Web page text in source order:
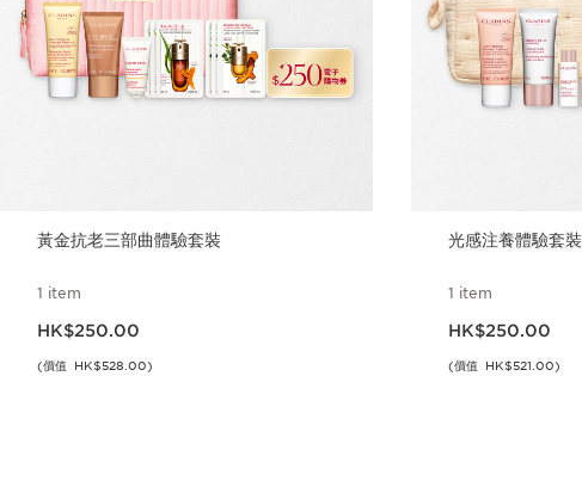
黃金抗老三部曲體驗套裝
1 item
HK$250.00
(價值 HK$528.00)
光感注養體驗套裝
1 item
HK$250.00
(價值 HK$521.00)